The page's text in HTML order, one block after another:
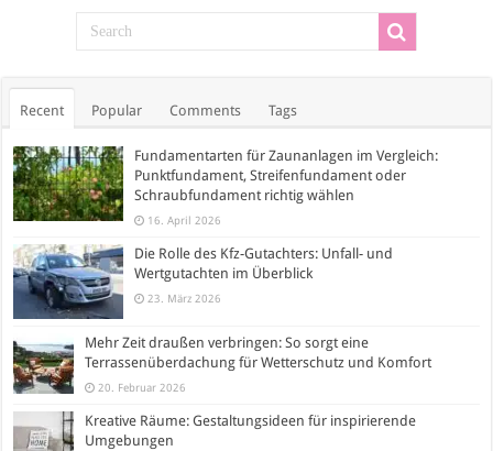
Recent Popular Comments Tags
Fundamentarten für Zaunanlagen im Vergleich:
Punktfundament, Streifenfundament oder
Schraubfundament richtig wählen
16. April 2026
Die Rolle des Kfz-Gutachters: Unfall- und
Wertgutachten im Überblick
23. März 2026
Mehr Zeit draußen verbringen: So sorgt eine
Terrassenüberdachung für Wetterschutz und Komfort
20. Februar 2026
Kreative Räume: Gestaltungsideen für inspirierende
Umgebungen